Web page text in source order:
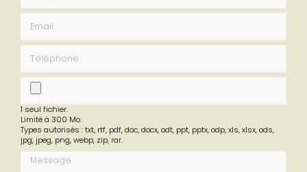
Code postal
Email
Téléphone
fichier
1 seul fichier.
Limité à 300 Mo.
Types autorisés : txt, rtf, pdf, doc, docx, odt, ppt, pptx, odp, xls, xlsx, ods,
jpg, jpeg, png, webp, zip, rar.